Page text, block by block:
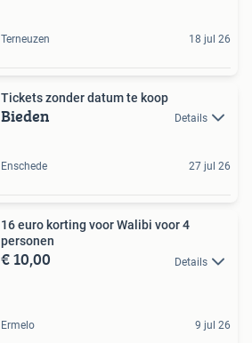
Terneuzen 18 jul 26
Tickets zonder datum te koop
Bieden Details
Enschede 27 jul 26
16 euro korting voor Walibi voor 4
personen
€ 10,00 Details
Ermelo 9 jul 26